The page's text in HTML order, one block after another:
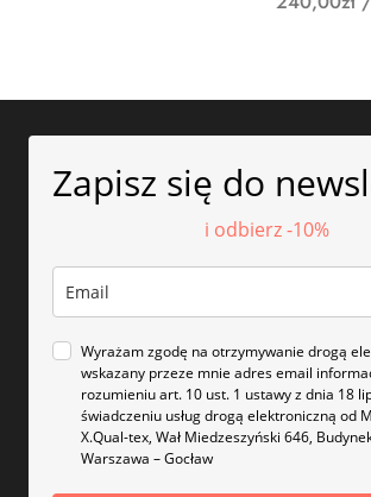
Zapisz się do
i odbierz -10%
Wyrażam zgodę na otrzymywanie drogą
wskazany przeze mnie adres email
rozumieniu art. 10 ust. 1 ustawy z dnia 18
świadczeniu usług drogą elektroniczną od
X.Qual-tex, Wał Miedzeszyński 646,
Warszawa – Gocław